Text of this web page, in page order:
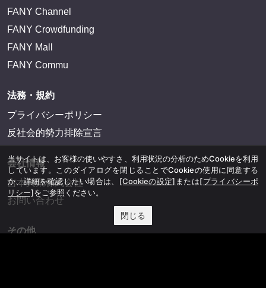
FANY Channel
FANY Crowdfunding
FANY Mall
FANY Commu
法務・規約
プライバシーポリシー
反社会的勢力排除宣言
会社情報
吉本興業株式会社
お問い合わせ
その他
当サイトは、お客様の使いやすさ、利用状況の分析のためCookieを利用
しています。このダイアログを閉じることでCookieの使用に同意する
か、詳細を確認したい場合は、 [Cookieの設定] または[プライバシーポ
リシー]をご参照ください。
閉じる